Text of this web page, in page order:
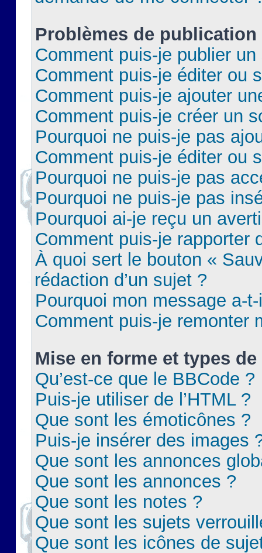
Problèmes de publication
Comment puis-je publier
Comment puis-je éditer ou
Comment puis-je ajouter
Comment puis-je créer un
Pourquoi ne puis-je pas
Comment puis-je éditer ou
Pourquoi ne puis-je pas
Pourquoi ne puis-je pas
Pourquoi ai-je reçu un
Comment puis-je rapporter
À quoi sert le bouton «
rédaction d’un sujet ?
Pourquoi mon message a-
Comment puis-je remonter
Mise en forme et types
Qu’est-ce que le BBCode ?
Puis-je utiliser de l’HTML ?
Que sont les émoticônes ?
Puis-je insérer des images
Que sont les annonces
Que sont les annonces ?
Que sont les notes ?
Que sont les sujets
Que sont les icônes de